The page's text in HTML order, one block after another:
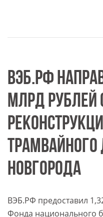
ВЭБ.РФ
МЛРД РУБЛЕЙ
НОВГОРОДА
ВЭБ.РФ предоставил
Фонда национального